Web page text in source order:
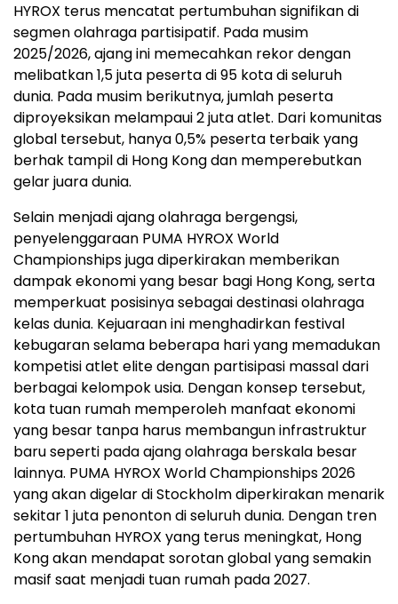
HYROX terus mencatat pertumbuhan signifikan di
segmen olahraga partisipatif. Pada musim
2025/2026, ajang ini memecahkan rekor dengan
melibatkan 1,5 juta peserta di 95 kota di seluruh
dunia. Pada musim berikutnya, jumlah peserta
diproyeksikan melampaui 2 juta atlet. Dari komunitas
global tersebut, hanya 0,5% peserta terbaik yang
berhak tampil di Hong Kong dan memperebutkan
gelar juara dunia.
Selain menjadi ajang olahraga bergengsi,
penyelenggaraan PUMA HYROX World
Championships juga diperkirakan memberikan
dampak ekonomi yang besar bagi Hong Kong, serta
memperkuat posisinya sebagai destinasi olahraga
kelas dunia. Kejuaraan ini menghadirkan festival
kebugaran selama beberapa hari yang memadukan
kompetisi atlet elite dengan partisipasi massal dari
berbagai kelompok usia. Dengan konsep tersebut,
kota tuan rumah memperoleh manfaat ekonomi
yang besar tanpa harus membangun infrastruktur
baru seperti pada ajang olahraga berskala besar
lainnya. PUMA HYROX World Championships 2026
yang akan digelar di Stockholm diperkirakan menarik
sekitar 1 juta penonton di seluruh dunia. Dengan tren
pertumbuhan HYROX yang terus meningkat, Hong
Kong akan mendapat sorotan global yang semakin
masif saat menjadi tuan rumah pada 2027.